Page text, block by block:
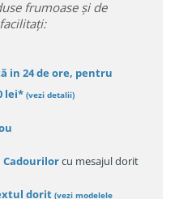
frumoase și de
in 24 de ore, pentru
lei* (vezi detalii)
Cadourilorcu mesajul dorit
dorit (vezi modelele